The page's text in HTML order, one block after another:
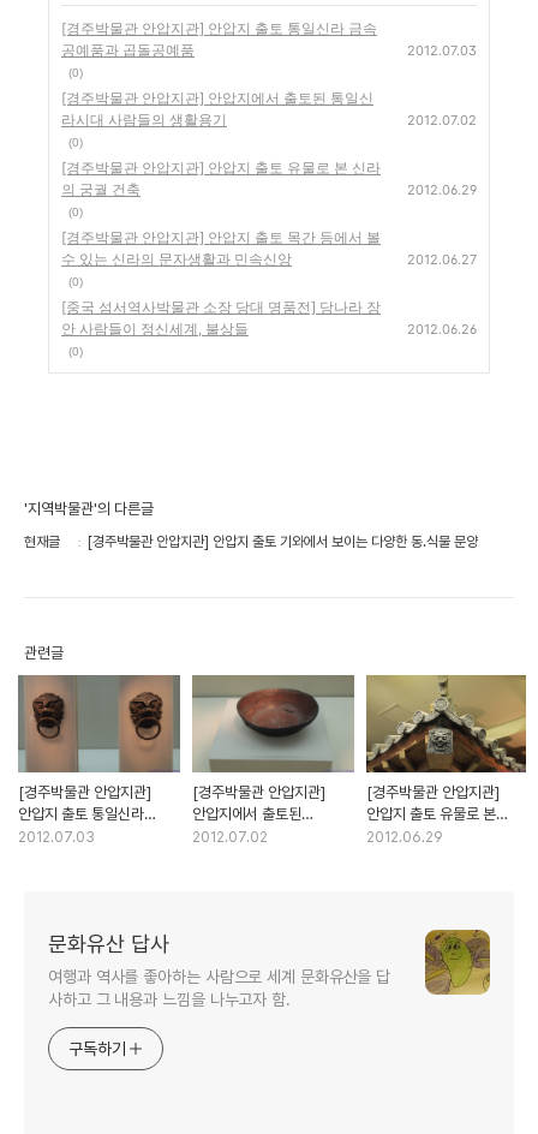
[경주박물관 안압지관] 안압지 출토 통일신라 금속
공예품과 곱돌공예품
(0)
2012.07.03
[경주박물관 안압지관] 안압지에서 출토된 통일신
라시대 사람들의 생활용기
(0)
2012.07.02
[경주박물관 안압지관] 안압지 출토 유물로 본 신라
의 궁궐 건축
(0)
2012.06.29
[경주박물관 안압지관] 안압지 출토 목간 등에서 볼
수 있는 신라의 문자생활과 민속신앙
(0)
2012.06.27
[중국 섬서역사박물관 소장 당대 명품전] 당나라 장
안 사람들이 정신세계, 불상들
(0)
2012.06.26
'지역박물관'의 다른글
현재글 [경주박물관 안압지관] 안압지 출토 기와에서 보이는 다양한 동.식물 문양
관련글
[경주박물관 안압지관]
안압지 출토 통일신라
금속공예품과 곱돌공예품
2012.07.03
[경주박물관 안압지관]
안압지에서 출토된
통일신라시대 사람들의
2012.07.02
[경주박물관 안압지관]
안압지 출토 유물로 본
신라의 궁궐 건축
2012.06.29
문화유산 답사
여행과 역사를 좋아하는 사람으로 세계 문화유산을 답
사하고 그 내용과 느낌을 나누고자 함.
구독하기